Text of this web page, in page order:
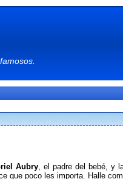
famosos.
Aubry, el padre del bebé, y
que poco les importa. Halle